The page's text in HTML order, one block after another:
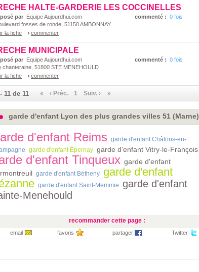
HALTE-GARDERIE LES COCCINELLES
par Equipe Aujourdhui.com commenté : 0 fois
fosses de ronde, 51150 AMBONNAY
la fiche
commenter
MUNICIPALE
par Equipe Aujourdhui.com commenté : 0 fois
chanteraine, 51800 STE MENEHOULD
la fiche
commenter
11 de 11 « ‹ Préc. 1 Suiv. › »
garde d'enfant Lyon des plus grandes villes 51 (Marne)
d'enfant Reims garde d'enfant Châlons-en-
garde d'enfant Épernay garde d'enfant Vitry-le-François
d'enfant Tinqueux garde d'enfant
garde d'enfant Bétheny garde d'enfant
garde d'enfant Saint-Memmie
garde d'enfant
Menehould
recommander cette page :
email favoris partager Twitter